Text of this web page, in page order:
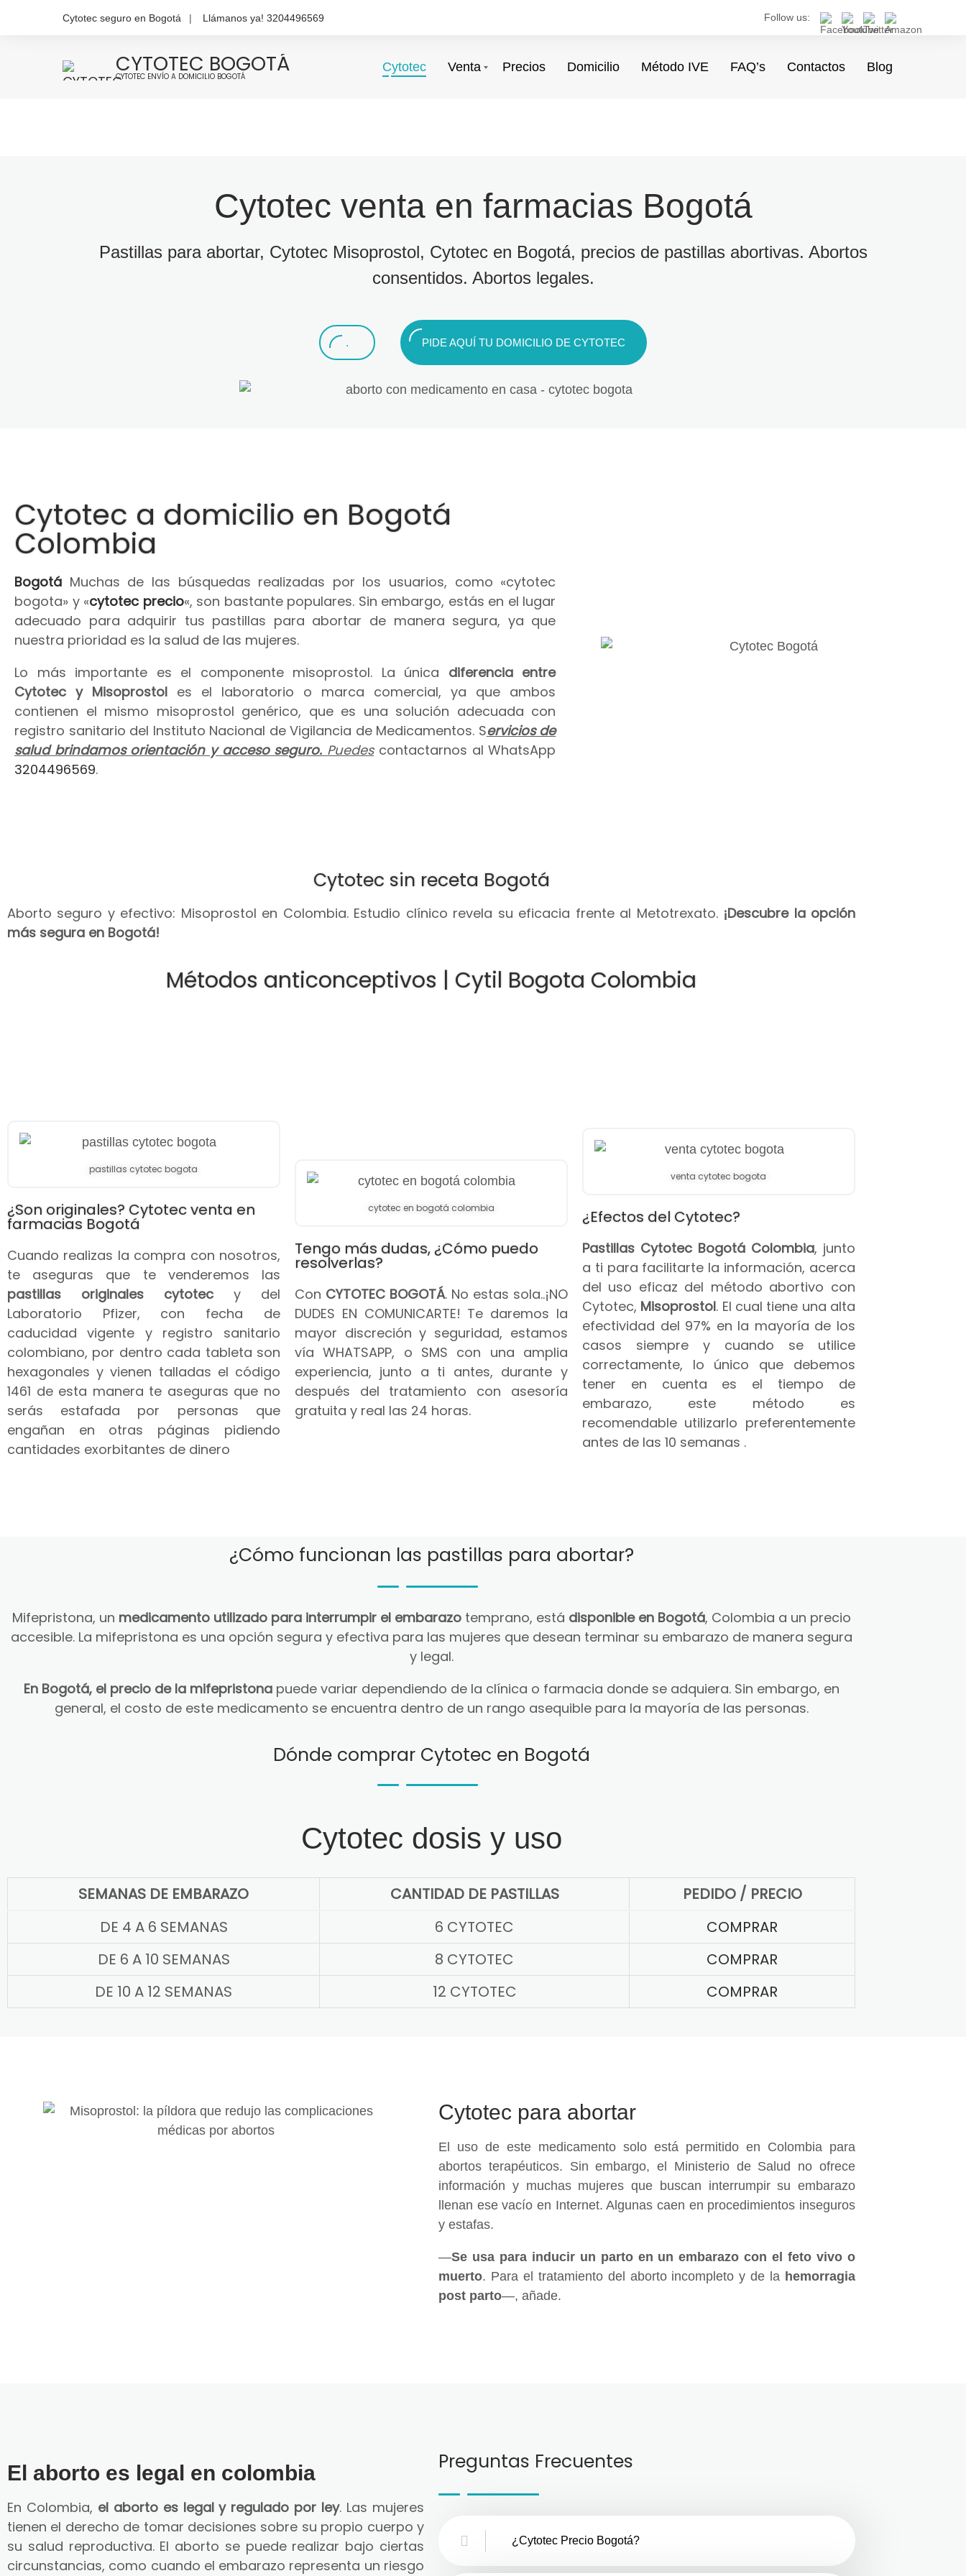
Cytotec seguro en Bogotá Llámanos ya! 3204496569 Follow us:
CYTOTEC BOGOTÁ
CYTOTEC ENVÍO A DOMICILIO BOGOTÁ
Cytotec Venta Precios Domicilio Método IVE FAQ’s Contactos Blog
Cytotec venta en farmacias Bogotá
Pastillas para abortar, Cytotec Misoprostol, Cytotec en Bogotá, precios de pastillas abortivas. Abortos
consentidos. Abortos legales.
. PIDE AQUÍ TU DOMICILIO DE CYTOTEC
Cytotec a domicilio en Bogotá
Colombia
Bogotá Muchas de las búsquedas realizadas por los usuarios, como «cytotec
bogota» y «cytotec precio«, son bastante populares. Sin embargo, estás en el lugar
adecuado para adquirir tus pastillas para abortar de manera segura, ya que
nuestra prioridad es la salud de las mujeres.
Lo más importante es el componente misoprostol. La única diferencia entre
Cytotec y Misoprostol es el laboratorio o marca comercial, ya que ambos
contienen el mismo misoprostol genérico, que es una solución adecuada con
registro sanitario del Instituto Nacional de Vigilancia de Medicamentos. Servicios de
salud brindamos orientación y acceso seguro. Puedescontactarnos al WhatsApp
3204496569.
Cytotec sin receta Bogotá
Aborto seguro y efectivo: Misoprostol en Colombia. Estudio clínico revela su eficacia frente al Metotrexato. ¡Descubre la opción
más segura en Bogotá!
Métodos anticonceptivos | Cytil Bogota Colombia
pastillas cytotec bogota
¿Son originales? Cytotec venta en
farmacias Bogotá
Cuando realizas la compra con nosotros,
te aseguras que te venderemos las
pastillas originales cytotec y del
Laboratorio Pfizer, con fecha de
caducidad vigente y registro sanitario
colombiano, por dentro cada tableta son
hexagonales y vienen talladas el código
1461 de esta manera te aseguras que no
serás estafada por personas que
engañan en otras páginas pidiendo
cantidades exorbitantes de dinero
cytotec en bogotá colombia
Tengo más dudas, ¿Cómo puedo
resolverlas?
Con CYTOTEC BOGOTÁ. No estas sola..¡NO
DUDES EN COMUNICARTE! Te daremos la
mayor discreción y seguridad, estamos
vía WHATSAPP, o SMS con una amplia
experiencia, junto a ti antes, durante y
después del tratamiento con asesoría
gratuita y real las 24 horas.
venta cytotec bogota
¿Efectos del Cytotec?
Pastillas Cytotec Bogotá Colombia, junto
a ti para facilitarte la información, acerca
del uso eficaz del método abortivo con
Cytotec, Misoprostol. El cual tiene una alta
efectividad del 97% en la mayoría de los
casos siempre y cuando se utilice
correctamente, lo único que debemos
tener en cuenta es el tiempo de
embarazo, este método es
recomendable utilizarlo preferentemente
antes de las 10 semanas .
¿Cómo funcionan las pastillas para abortar?
Mifepristona, un medicamento utilizado para interrumpir el embarazotemprano, está disponible en Bogotá, Colombia a un precio
accesible. La mifepristona es una opción segura y efectiva para las mujeres que desean terminar su embarazo de manera segura
y legal.
En Bogotá, el precio de la mifepristonapuede variar dependiendo de la clínica o farmacia donde se adquiera. Sin embargo, en
general, el costo de este medicamento se encuentra dentro de un rango asequible para la mayoría de las personas.
Dónde comprar Cytotec en Bogotá
Cytotec dosis y uso
SEMANAS DE EMBARAZO CANTIDAD DE PASTILLAS
PEDIDO / PRECIO
DE 4 A 6 SEMANAS
6 CYTOTEC
COMPRAR
DE 6 A 10 SEMANAS
8 CYTOTEC
COMPRAR
DE 10 A 12 SEMANAS
12 CYTOTEC COMPRAR
Cytotec para abortar
El uso de este medicamento solo está permitido en Colombia para
abortos terapéuticos. Sin embargo, el Ministerio de Salud no ofrece
información y muchas mujeres que buscan interrumpir su embarazo
llenan ese vacío en Internet. Algunas caen en procedimientos inseguros
y estafas.
—Se usa para inducir un parto en un embarazo con el feto vivo o
muerto. Para el tratamiento del aborto incompleto y de la hemorragia
post parto—, añade.
El aborto es legal en colombia
En Colombia, el aborto es legal y regulado por ley. Las mujeres
tienen el derecho de tomar decisiones sobre su propio cuerpo y
su salud reproductiva. El aborto se puede realizar bajo ciertas
circunstancias, como cuando el embarazo representa un riesgo
Preguntas Frecuentes
¿Cytotec Precio Bogotá?